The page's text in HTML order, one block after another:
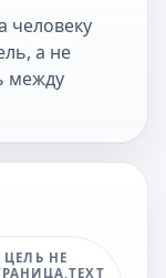
человеку
а не
между
ЦЕЛЬ НЕ
TEXT